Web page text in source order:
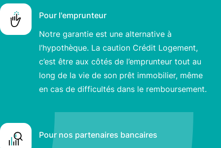
Pour l'emprunteur
Notre garantie est une alternative à
l’hypothèque. La caution Crédit Logement,
c’est être aux côtés de l’emprunteur tout au
long de la vie de son prêt immobilier, même
en cas de difficultés dans le remboursement.
Pour nos partenaires bancaires